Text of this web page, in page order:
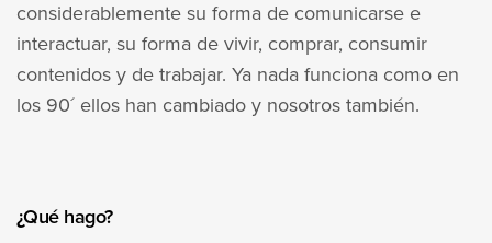
considerablemente su forma de comunicarse e
interactuar, su forma de vivir, comprar, consumir
contenidos y de trabajar. Ya nada funciona como en
los 90´ ellos han cambiado y nosotros también.
¿Qué hago?